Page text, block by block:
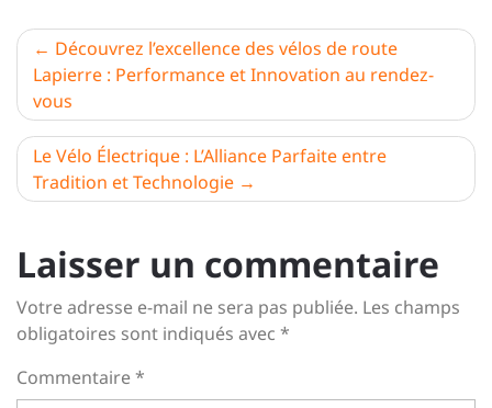
Navigation
de
l’article
Découvrez l’excellence des vélos de route
Lapierre : Performance et Innovation au rendez-
vous
Le Vélo Électrique : L’Alliance Parfaite entre
Tradition et Technologie
Laisser un commentaire
Votre adresse e-mail ne sera pas publiée. Les champs
obligatoires sont indiqués avec *
Commentaire*